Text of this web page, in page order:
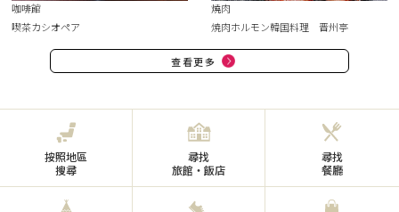
咖啡館
喫茶カシオペア
燒肉
焼肉ホルモン韓国料理 晋州亭
查看更多
按照地區
搜尋
尋找
旅館・飯店
尋找
餐廳